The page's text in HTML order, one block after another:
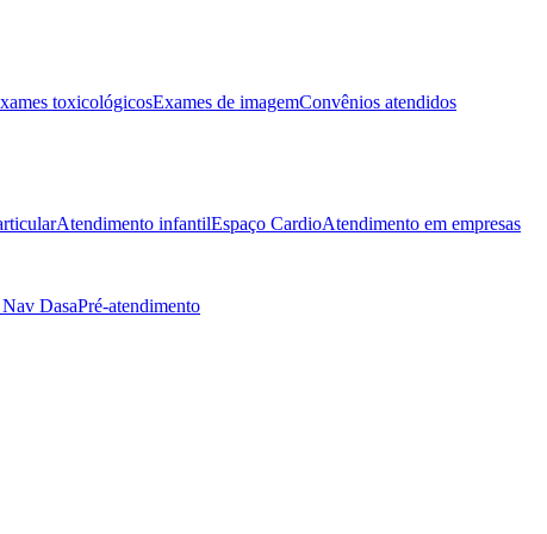
toxicológicosExames de imagemConvênios atendidos
Atendimento infantilEspaço CardioAtendimento em empresas
DasaPré-atendimento